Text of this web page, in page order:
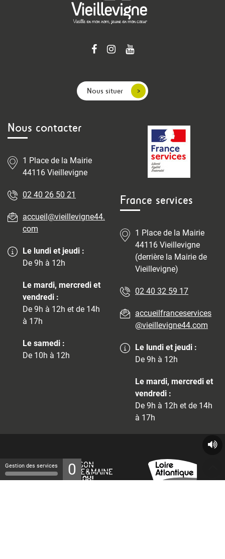
Nous situer
Nous contacter
1 Place de la Mairie
44116 Vieillevigne
02 40 26 50 21
accueil@vieillevigne44.
com
Le lundi et jeudi :
De 9h à 12h
Le mardi, mercredi et
vendredi :
De 9h à 12h et de 14h
à 17h
Le samedi :
De 10h à 12h
France services
1 Place de la Mairie
44116 Vieillevigne
(derrière la Mairie de
Vieillevigne)
02 40 32 59 17
accueilfranceservices
@vieillevigne44.com
Le lundi et jeudi :
De 9h à 12h
Le mardi, mercredi et
vendredi :
De 9h à 12h et de 14h
à 17h
Gestion des services 0